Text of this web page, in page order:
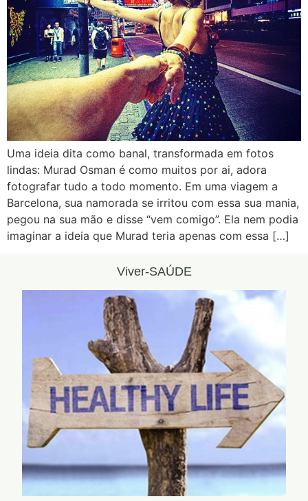
Uma ideia dita como banal, transformada em fotos
lindas: Murad Osman é como muitos por ai, adora
fotografar tudo a todo momento. Em uma viagem a
Barcelona, sua namorada se irritou com essa sua mania,
pegou na sua mão e disse “vem comigo”. Ela nem podia
imaginar a ideia que Murad teria apenas com essa […]
Viver-SAÚDE